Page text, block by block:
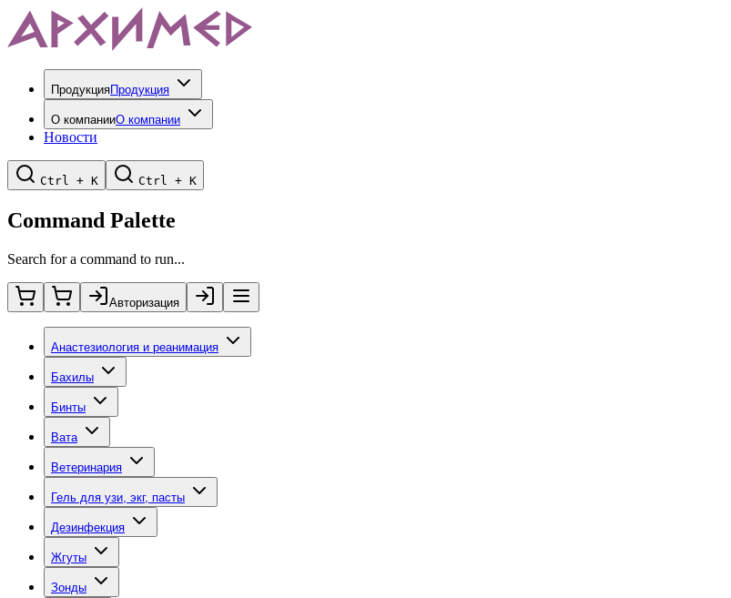
ПродукцияПродукция
О компанииО компании
Новости
Ctrl + K Ctrl + K
Command Palette
Search for a command to run...
Авторизация
Анастезиология и реанимация
Бахилы
Бинты
Вата
Ветеринария
Гель для узи, экг, пасты
Дезинфекция
Жгуты
Зонды